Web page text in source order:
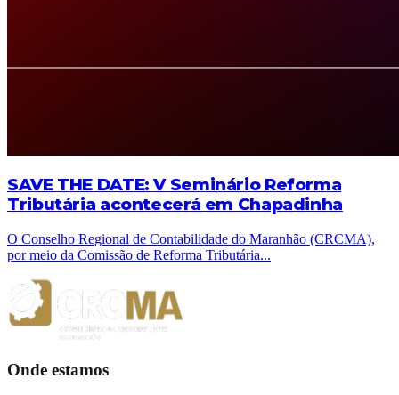
SAVE THE DATE: V Seminário Reforma
Tributária acontecerá em Chapadinha
O Conselho Regional de Contabilidade do Maranhão (CRCMA),
por meio da Comissão de Reforma Tributária...
Onde estamos